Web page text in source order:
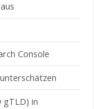
Console
gTLD) in